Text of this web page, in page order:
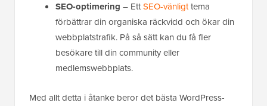
SEO-optimering – EttSEO-vänligttema
förbättrar din organiska räckvidd och ökar din
webbplatstrafik. På så sätt kan du få fler
besökare till din community eller
medlemswebbplats.
Med allt detta i åtanke beror det bästa WordPress-